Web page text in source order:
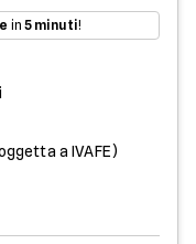
in 5 minuti!
a IVAFE)